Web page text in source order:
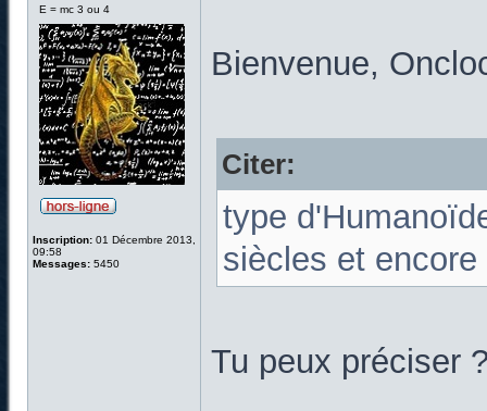
E = mc 3 ou 4
Inscription: 01 Décembre 2013,
09:58
Messages: 5450
Bienvenue,
Citer:
type
siècles et
Tu peux préciser